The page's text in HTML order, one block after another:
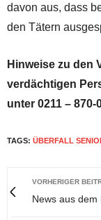
davon aus, dass
den Tätern
Hinweise zu den
verdächtigen
unter 0211 – 870-
TAGS: ÜBERFALL
VORHERIGER
News aus